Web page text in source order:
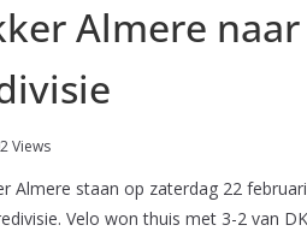
Almere
Views
Almere staan op zaterdag 22
Velo won thuis met 3-2 van